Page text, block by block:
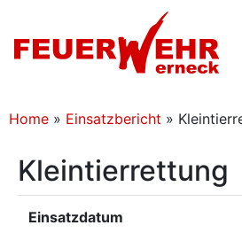
Home » Einsatzbericht »
Kleintierrettung
Einsatzdatum